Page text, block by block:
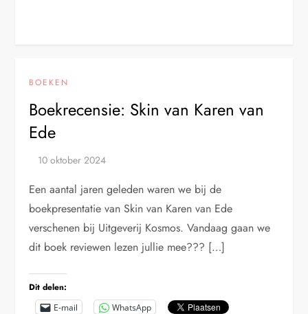
BOEKEN
Boekrecensie: Skin van Karen van
Ede
Een aantal jaren geleden waren we bij de
boekpresentatie van Skin van Karen van Ede
verschenen bij Uitgeverij Kosmos. Vandaag gaan we
dit boek reviewen lezen jullie mee??? […]
Dit delen:
E-mail WhatsApp